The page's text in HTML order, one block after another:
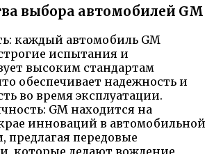
выбора автомобилей GM
каждый автомобиль GM
испытания и
высоким стандартам
обеспечивает надежность и
во время эксплуатации.
GM находится на
инноваций в автомобильной
предлагая передовые